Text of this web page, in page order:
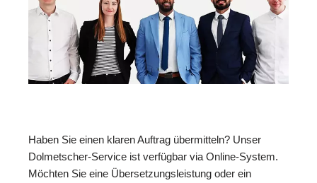
Haben Sie einen klaren Auftrag übermitteln? Unser
Dolmetscher-Service ist verfügbar via Online-System.
Möchten Sie eine Übersetzungsleistung oder ein